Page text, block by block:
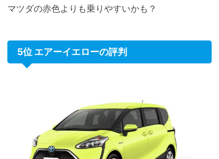
マツダの赤色よりも乗りやすいかも？
5位 エアーイエローの評判